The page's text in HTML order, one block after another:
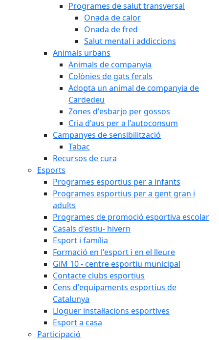
Programes de salut transversal
Onada de calor
Onada de fred
Salut mental i addiccions
Animals urbans
Animals de companyia
Colònies de gats ferals
Adopta un animal de companyia de
Cardedeu
Zones d'esbarjo per gossos
Cria d'aus per a l'autoconsum
Campanyes de sensibilització
Tabac
Recursos de cura
Esports
Programes esportius per a infants
Programes esportius per a gent gran i
adults
Programes de promoció esportiva escolar
Casals d'estiu- hivern
Esport i família
Formació en l'esport i en el lleure
GiM 10 - centre esportiu municipal
Contacte clubs esportius
Cens d'equipaments esportius de
Catalunya
Lloguer instal·lacions esportives
Esport a casa
Participació